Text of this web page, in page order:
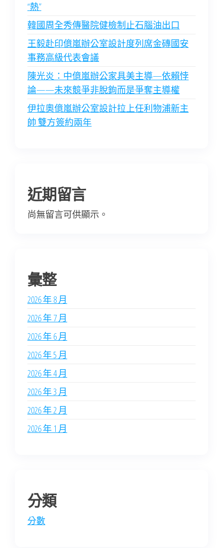
“熱”
韓國周全秀傳醫院健檢制止石腦油出口
王毅赴印億嵐辦公室設計度列席金磚國安
事務高級代表會議
陳光炎：中億嵐辦公家具美主導—依賴悖
論——未來競爭非脫鉤而是爭奪主導權
伊拉奧億嵐辦公室設計拉上任利物浦新主
帥 雙方簽約兩年
近期留言
尚無留言可供顯示。
彙整
2026 年 8 月
2026 年 7 月
2026 年 6 月
2026 年 5 月
2026 年 4 月
2026 年 3 月
2026 年 2 月
2026 年 1 月
分類
分數